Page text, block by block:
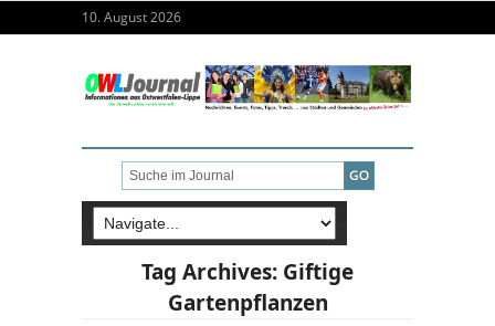
10. August 2026
Tag Archives: Giftige
Gartenpflanzen